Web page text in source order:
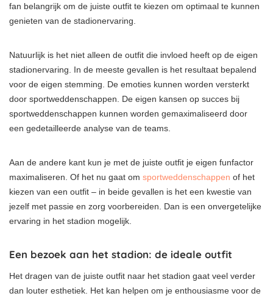
fan belangrijk om de juiste outfit te kiezen om optimaal te kunnen
genieten van de stadionervaring.
Natuurlijk is het niet alleen de outfit die invloed heeft op de eigen
stadionervaring. In de meeste gevallen is het resultaat bepalend
voor de eigen stemming. De emoties kunnen worden versterkt
door sportweddenschappen. De eigen kansen op succes bij
sportweddenschappen kunnen worden gemaximaliseerd door
een gedetailleerde analyse van de teams.
Aan de andere kant kun je met de juiste outfit je eigen funfactor
maximaliseren. Of het nu gaat om sportweddenschappen of het
kiezen van een outfit – in beide gevallen is het een kwestie van
jezelf met passie en zorg voorbereiden. Dan is een onvergetelijke
ervaring in het stadion mogelijk.
Een bezoek aan het stadion: de ideale outfit
Het dragen van de juiste outfit naar het stadion gaat veel verder
dan louter esthetiek. Het kan helpen om je enthousiasme voor de